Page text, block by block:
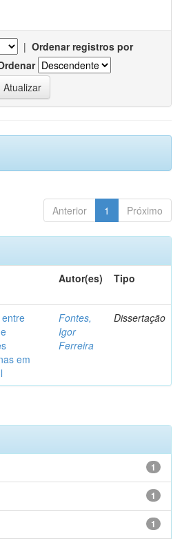
| Ordenar registros por
Anterior 1 Próximo
Autor(es) Tipo
em
Fontes,
Igor
Ferreira
Dissertação
1
1
1